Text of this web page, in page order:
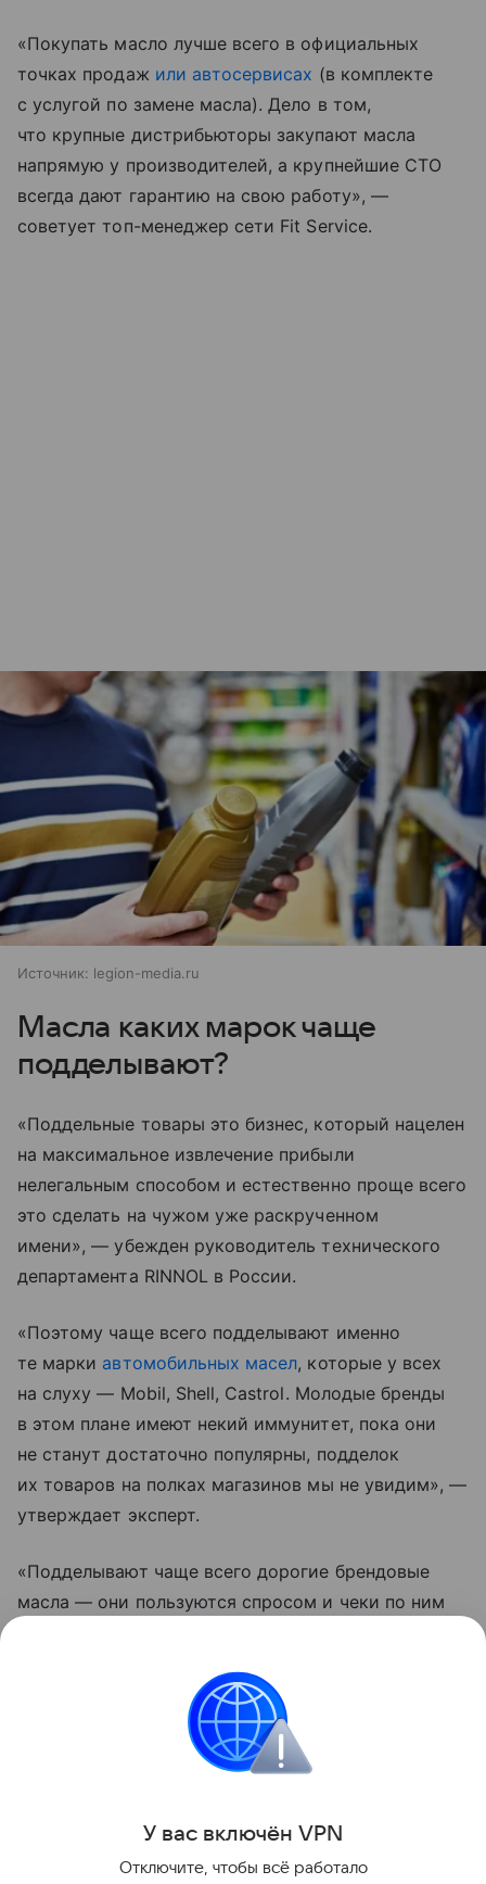
«Покупать масло лучше всего в официальных
точках продаж или автосервисах (в комплекте
с услугой по замене масла). Дело в том,
что крупные дистрибьюторы закупают масла
напрямую у производителей, а крупнейшие СТО
всегда дают гарантию на свою работу», —
советует топ-менеджер сети Fit Service.
Источник: legion-media.ru
Масла каких марок чаще
подделывают?
«Поддельные товары это бизнес, который нацелен
на максимальное извлечение прибыли
нелегальным способом и естественно проще всего
это сделать на чужом уже раскрученном
имени», — убежден руководитель технического
департамента RINNOL в России.
«Поэтому чаще всего подделывают именно
те марки автомобильных масел, которые у всех
на слуху — Mobil, Shell, Castrol. Молодые бренды
в этом плане имеют некий иммунитет, пока они
не станут достаточно популярны, подделок
их товаров на полках магазинов мы не увидим», —
утверждает эксперт.
«Подделывают чаще всего дорогие брендовые
масла — они пользуются спросом и чеки по ним
узнаваемый бренд, тем чаще его подделывают», —
подтверждает директор автотехцентра
«Северный Флот Моторс» Дмитрий Горелов.
Как правильно Российские Моторное
У вас включён VPN
Отключите, чтобы всё работало